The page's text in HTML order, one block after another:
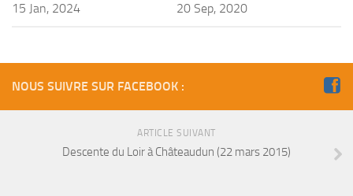
15 Jan, 2024 20 Sep, 2020
NOUS SUIVRE SUR FACEBOOK :
ARTICLE SUIVANT
Descente du Loir à Châteaudun (22 mars 2015)